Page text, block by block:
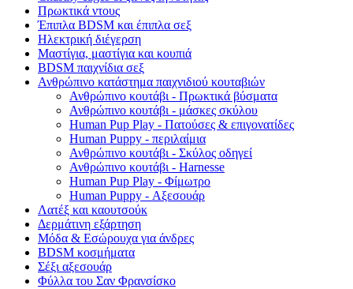
Πρωκτικά ντους
Έπιπλα BDSM και έπιπλα σεξ
Ηλεκτρική διέγερση
Μαστίγια, μαστίγια και κουπιά
BDSM παιχνίδια σεξ
Ανθρώπινο κατάστημα παιχνιδιού κουταβιών
Ανθρώπινο κουτάβι - Πρωκτικά βύσματα
Ανθρώπινο κουτάβι - μάσκες σκύλου
Human Pup Play - Πατούσες & επιγονατίδες
Human Puppy - περιλαίμια
Ανθρώπινο κουτάβι - Σκύλος οδηγεί
Ανθρώπινο κουτάβι - Harnesse
Human Pup Play - Φίμωτρο
Human Puppy - Αξεσουάρ
Λατέξ και καουτσούκ
Δερμάτινη εξάρτηση
Μόδα & Εσώρουχα για άνδρες
BDSM κοσμήματα
Σέξι αξεσουάρ
Φύλλα του Σαν Φρανσίσκο